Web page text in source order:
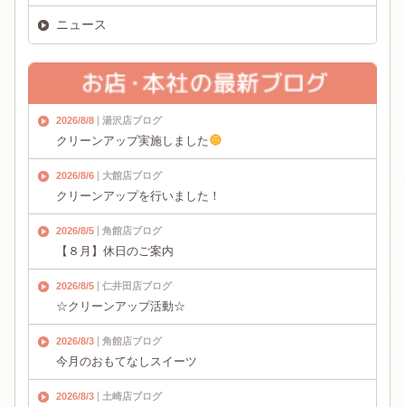
ニュース
2026/8/8 湯沢店ブログ
クリーンアップ実施しました
2026/8/6 大館店ブログ
クリーンアップを行いました！
2026/8/5 角館店ブログ
【８月】休日のご案内
2026/8/5 仁井田店ブログ
☆クリーンアップ活動☆
2026/8/3 角館店ブログ
今月のおもてなしスイーツ
2026/8/3 土崎店ブログ